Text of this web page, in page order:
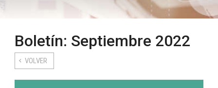
Boletín: Septiembre 2022
VOLVER